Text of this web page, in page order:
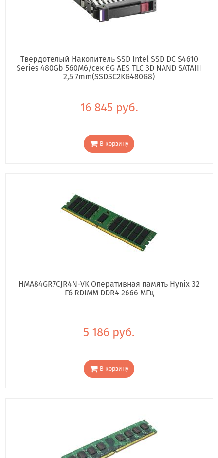
Твердотелый Накопитель SSD Intel SSD DC S4610
Series 480Gb 560Мб/сек 6G AES TLC 3D NAND SATAIII
2,5 7mm(SSDSC2KG480G8)
16 845 руб.
В корзину
HMA84GR7CJR4N-VK Оперативная память Hynix 32
Гб RDIMM DDR4 2666 МГц
5 186 руб.
В корзину